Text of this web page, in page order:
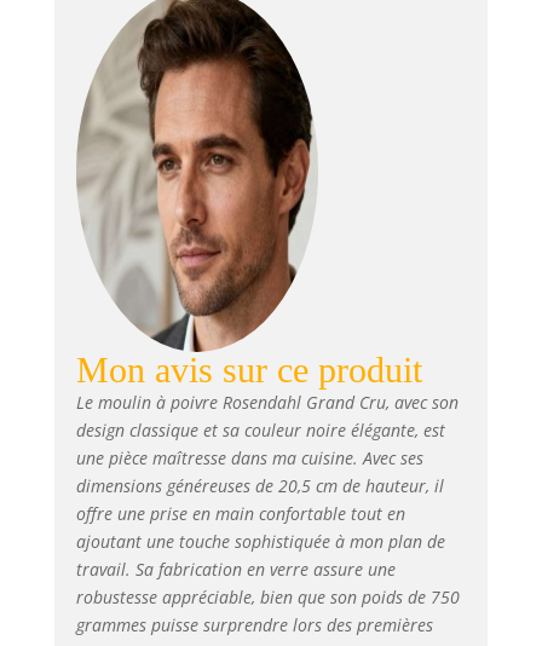
empêche le poivre
de se répandre sur
la nappe. Le
moulin peut être
réglé de manière à
moudre finement
ou grossièrement
Collection : Grand
Cru créé par le
designer
Rosendahl
Mon avis sur ce produit
Le moulin à poivre Rosendahl Grand Cru, avec son
design classique et sa couleur noire élégante, est
une pièce maîtresse dans ma cuisine. Avec ses
dimensions généreuses de 20,5 cm de hauteur, il
offre une prise en main confortable tout en
ajoutant une touche sophistiquée à mon plan de
travail. Sa fabrication en verre assure une
robustesse appréciable, bien que son poids de 750
grammes puisse surprendre lors des premières